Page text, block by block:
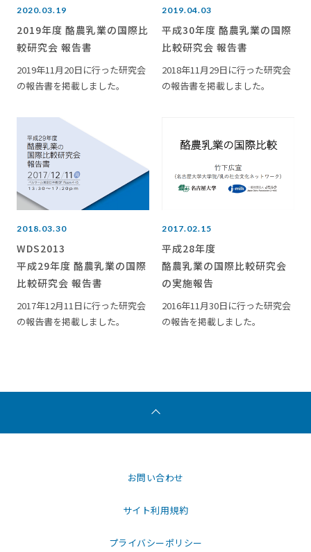
2020.03.19
2019年度 酪農乳業の国際比
較研究会 報告書
2019年11月20日に行った研究会
の報告書を掲載しました。
2019.04.03
平成30年度 酪農乳業の国際
比較研究会 報告書
2018年11月29日に行った研究会
の報告書を掲載しました。
2018.03.30
WDS2013
平成29年度 酪農乳業の国際
比較研究会 報告書
2017年12月11日に行った研究会
の報告書を掲載しました。
2017.02.15
平成28年度
酪農乳業の国際比較研究会
の実施報告
2016年11月30日に行った研究会
の報告を掲載しました。
お問い合わせ
サイト利用規約
プライバシーポリシー